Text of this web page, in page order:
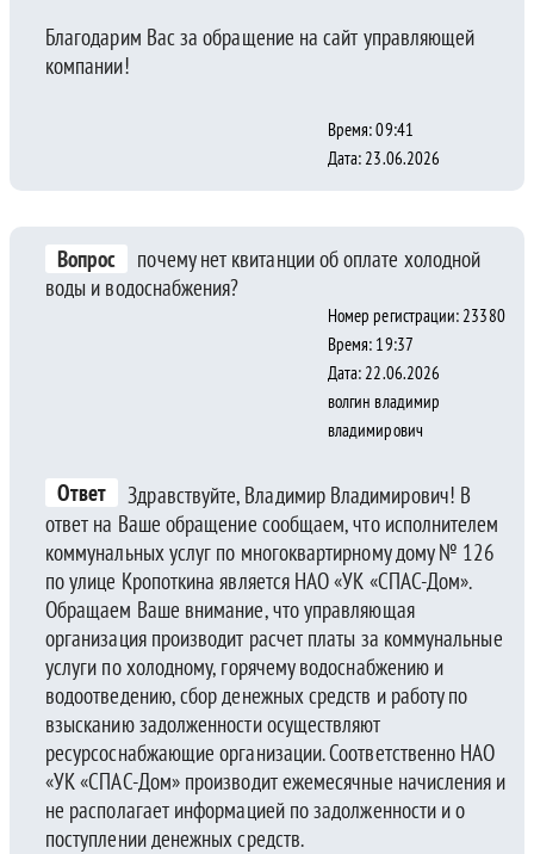
Благодарим Вас за обращение на сайт управляющей
компании!
Время: 09:41
Дата: 23.06.2026
Вопрос
почему нет квитанции об оплате холодной
воды и водоснабжения?
Номер регистрации: 23380
Время: 19:37
Дата: 22.06.2026
волгин владимир
владимирович
Ответ
Здравствуйте, Владимир Владимирович! В
ответ на Ваше обращение сообщаем, что исполнителем
коммунальных услуг по многоквартирному дому № 126
по улице Кропоткина является НАО «УК «СПАС-Дом».
Обращаем Ваше внимание, что управляющая
организация производит расчет платы за коммунальные
услуги по холодному, горячему водоснабжению и
водоотведению, сбор денежных средств и работу по
взысканию задолженности осуществляют
ресурсоснабжающие организации. Соответственно НАО
«УК «СПАС-Дом» производит ежемесячные начисления и
не располагает информацией по задолженности и о
поступлении денежных средств.